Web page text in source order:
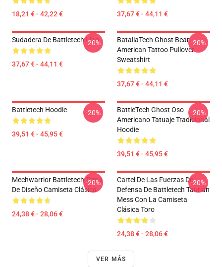
18,21 € - 42,22 € 37,67 € - 44,11 €
Sudadera De Battletech Liao
37,67 € - 44,11 €
-20%
BatallaTech Ghost Bear
American Tattoo Pullover
Sweatshirt
37,67 € - 44,11 €
-20%
Battletech Hoodie
39,51 € - 45,95 €
-20%
BattleTech Ghost Oso
Americano Tatuaje Tradicional
Hoodie
39,51 € - 45,95 €
-20%
Mechwarrior Battletech Tema
De Diseño Camiseta Clásica
24,38 € - 28,06 €
-20%
Cartel De Las Fuerzas De
Defensa De Battletech Taurian
Mess Con La Camiseta
Clásica Toro
24,38 € - 28,06 €
-20%
VER MÁS